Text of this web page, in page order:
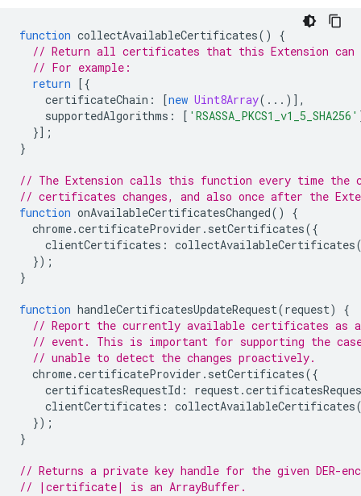
function collectAvailableCertificates()
{
// Return all certificates that this Extension can
// For example:
return [{
certificateChain : [new Uint8Array(...)],
supportedAlgorithms : [ 'RSASSA_PKCS1_v1_5_SHA256'
}];
}
// The Extension calls this function every time
// certificates changes, and also once after the
function onAvailableCertificatesChanged()
{
chrome.certificateProvider . setCertificates({
clientCertificates : collectAvailableCertificates
});
}
function handleCertificatesUpdateRequest(request)
{
// Report the currently available certificates as a
// event. This is important for supporting the
// unable to detect the changes proactively.
chrome.certificateProvider . setCertificates({
certificatesRequestId : request.
clientCertificates : collectAvailableCertificates
});
}
// Returns a private key handle for the given DER-
// |certificate| is an ArrayBuffer.